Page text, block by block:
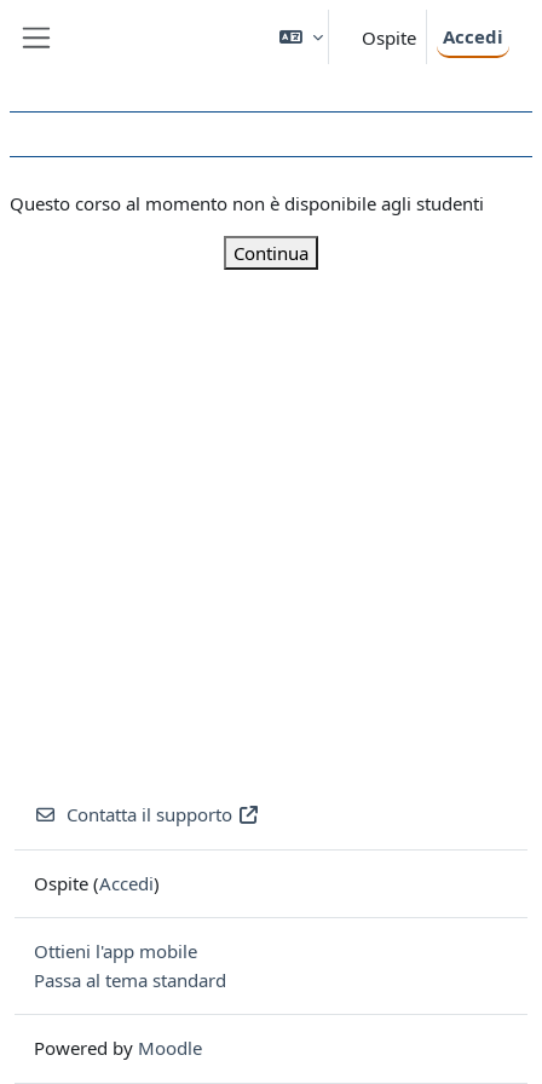
Ospite Accedi
Questo corso al momento non è disponibile agli studenti
Continua
Contatta il supporto
Ospite (Accedi)
Ottieni l'app mobile
Passa al tema standard
Powered by Moodle